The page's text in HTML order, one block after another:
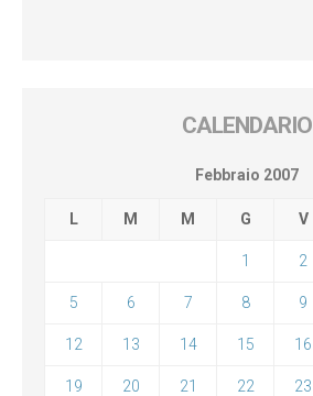
CALENDARIO
Febbraio 2007
L M M G V
1 2
5 6 7 8 9
12 13 14 15 16
19 20 21 22 23